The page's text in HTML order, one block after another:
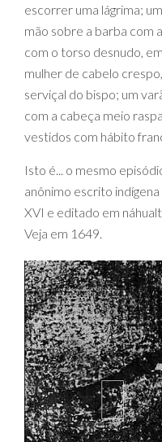
escorrer uma lágrima;
mão sobre a barba com
com o torso desnudo,
mulher de cabelo
serviçal do bispo; um
com a cabeça meio
vestidos com hábito
Isto é... o mesmo
anônimo escrito
XVI e editado em
Veja em 1649.